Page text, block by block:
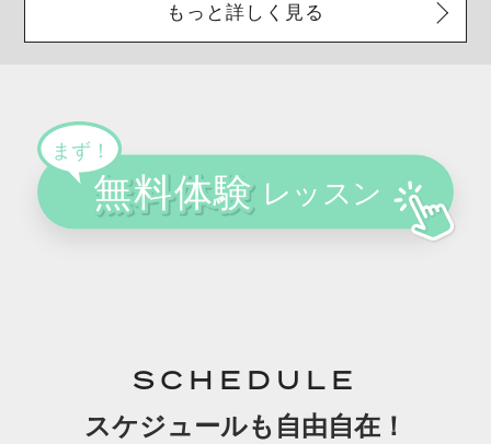
もっと詳しく見る
SCHEDULE
スケジュールも自由自在！